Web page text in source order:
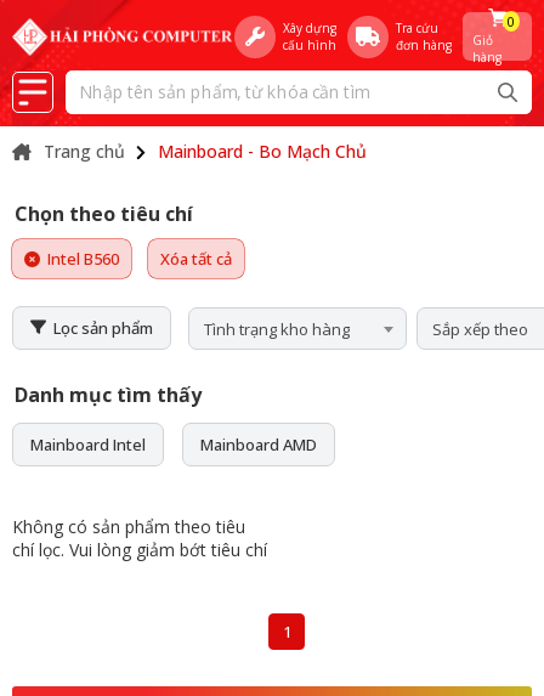
Xây dựng
cấu hình
Tra cứu
đơn hàng
Giỏ
hàng
0
Trang chủ Mainboard - Bo Mạch Chủ
Chọn theo tiêu chí
Intel B560 Xóa tất cả
Lọc sản phẩm Tình trạng kho hàng Sắp xếp theo
Danh mục tìm thấy
Mainboard Intel Mainboard AMD
Không có sản phẩm theo tiêu
chí lọc. Vui lòng giảm bớt tiêu chí
1